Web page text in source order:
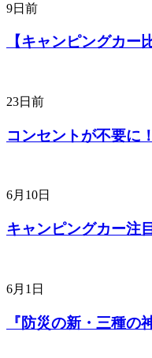
9日前
【キャンピングカ
23日前
コンセントが不要に
6月10日
キャンピングカー注
6月1日
『防災の新・三種